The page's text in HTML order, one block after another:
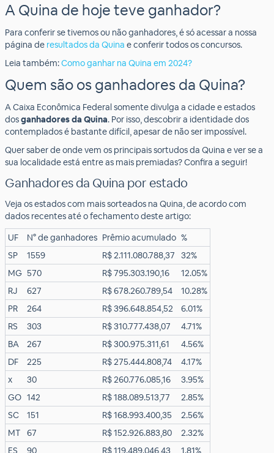
A Quina de hoje teve ganhador?
Para conferir se tivemos ou não ganhadores, é só acessar a nossa
página de resultados da Quina e conferir todos os concursos.
Leia também:Como ganhar na Quina em 2024?
Quem são os ganhadores da Quina?
A Caixa Econômica Federal somente divulga a cidade e estados
dosganhadores da Quina. Por isso, descobrir a identidade dos
contemplados é bastante difícil, apesar de não ser impossível.
Quer saber de onde vem os principais sortudos da Quina e ver se a
sua localidade está entre as mais premiadas? Confira a seguir!
Ganhadores da Quina por estado
Veja os estados com mais sorteados na Quina, de acordo com
dados recentes até o fechamento deste artigo:
UF
N° de ganhadores Prêmio acumulado %
SP
1559 R$ 2.111.080.788,37
32%
MG 570 R$ 795.303.190,16
12.05%
RJ
627 R$ 678.260.789,54
10.28%
PR
264 R$ 396.648.854,52
6.01%
RS
303 R$ 310.777.438,07
4.71%
BA
267 R$ 300.975.311,61
4.56%
DF
225 R$ 275.444.808,74
4.17%
x
30 R$ 260.776.085,16
3.95%
GO 142 R$ 188.089.513,77
2.85%
SC
151 R$ 168.993.400,35
2.56%
MT
67 R$ 152.926.883,80
2.32%
ES
90 R$ 119.489.046,43
1.81%